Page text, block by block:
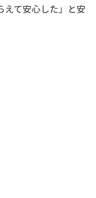
えて安心した」と安